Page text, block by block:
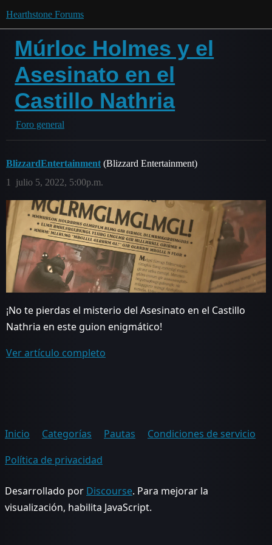
Hearthstone Forums
Múrloc Holmes y el
Asesinato en el
Castillo Nathria
Foro general
BlizzardEntertainment (Blizzard Entertainment)
julio 5, 2022, 5:00p.m.
1
¡No te pierdas el misterio del Asesinato en el Castillo
Nathria en este guion enigmático!
Ver artículo completo
Inicio Categorías Pautas
Condiciones de servicio
Política de privacidad
Desarrollado por Discourse. Para mejorar la
visualización, habilita JavaScript.